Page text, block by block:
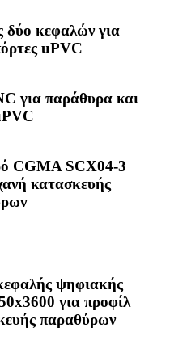
κεφαλών για
uPVC
για παράθυρα και
CGMA SCX04-3
κατασκευής
ψηφιακής
για προφίλ
παραθύρων